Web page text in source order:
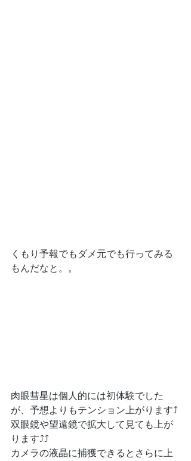
くもり予報でもダメ元でも行ってみる
もんだなと。。
肉眼彗星は個人的には初体験でした
が、予想よりもテンション上がります⤴
双眼鏡や望遠鏡で拡大して見ても上が
ります⤴⤴
カメラの液晶に捕獲できるとさらに上